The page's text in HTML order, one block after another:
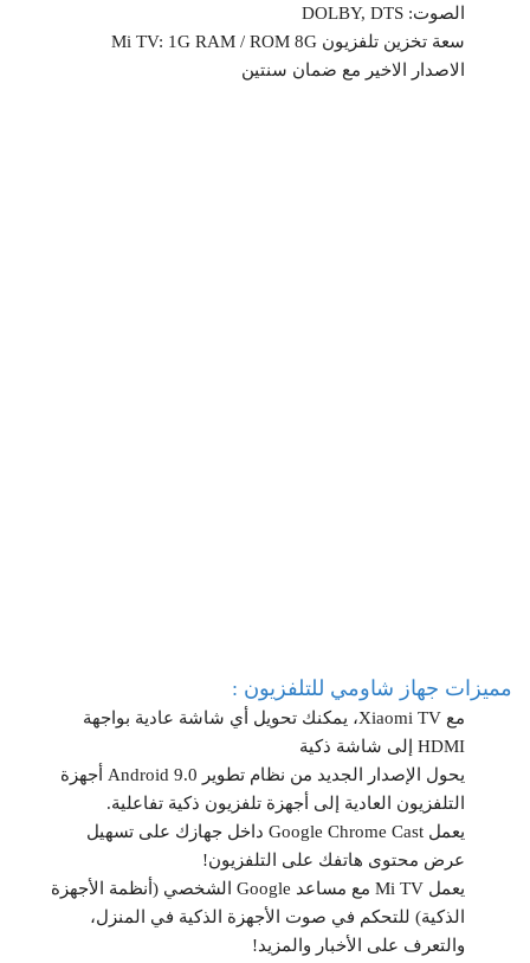
الصوت: DOLBY, DTS
سعة تخزين تلفزيون Mi TV: 1G RAM / ROM 8G
الاصدار الاخير مع ضمان سنتين
مميزات جهاز شاومي للتلفزيون :
مع Xiaomi TV، يمكنك تحويل أي شاشة عادية بواجهة
HDMI إلى شاشة ذكية
يحول الإصدار الجديد من نظام تطوير Android 9.0 أجهزة
التلفزيون العادية إلى أجهزة تلفزيون ذكية تفاعلية.
يعمل Google Chrome Cast داخل جهازك على تسهيل
عرض محتوى هاتفك على التلفزيون!
يعمل Mi TV مع مساعد Google الشخصي (أنظمة الأجهزة
الذكية) للتحكم في صوت الأجهزة الذكية في المنزل،
والتعرف على الأخبار والمزيد!